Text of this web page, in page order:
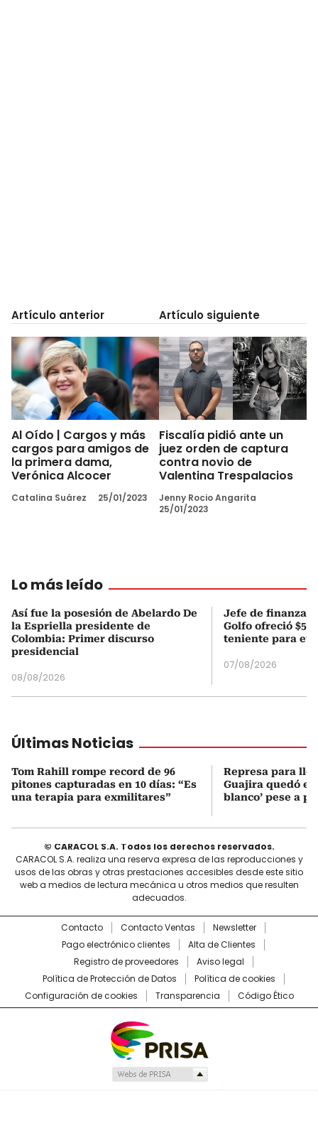
Artículo anterior
Al Oído | Cargos y más
cargos para amigos de
la primera dama,
Verónica Alcocer
Catalina Suárez 25/01/2023
Artículo siguiente
Fiscalía pidió ante un
juez orden de captura
contra novio de
Valentina Trespalacios
Jenny Rocio Angarita
25/01/2023
Lo más leído
Así fue la posesión de Abelardo De
la Espriella presidente de
Colombia: Primer discurso
presidencial
08/08/2026
Jefe de finanzas
Golfo ofreció
teniente para
07/08/2026
Últimas Noticias
Tom Rahill rompe record de 96
pitones capturadas en 10 días: “Es
una terapia para exmilitares”
Represa para
Guajira quedó en
blanco’ pese a
© CARACOL S.A. Todos los derechos reservados.
CARACOL S.A. realiza una reserva expresa de las reproducciones y
usos de las obras y otras prestaciones accesibles desde este sitio
web a medios de lectura mecánica u otros medios que resulten
adecuados.
Contacto Contacto Ventas
Newsletter
Pago electrónico clientes
Alta de Clientes
Registro de proveedores
Aviso legal
Política de Protección de Datos
Política de cookies
Configuración de cookies
Transparencia Código Ético